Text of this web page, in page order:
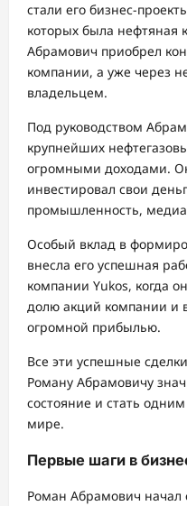
стали его бизнес-
которых была нефтяная
Абрамович приобрел
компании, а уже через
владельцем.
Под руководством
крупнейших
огромными доходами.
инвестировал свои
промышленность, медиа
Особый вклад в
внесла его успешная
компании Yukos, когда
долю акций компании и
огромной прибылью.
Все эти успешные
Роману Абрамовичу
состояние и стать
мире.
Первые шаги в
Роман Абрамович начал